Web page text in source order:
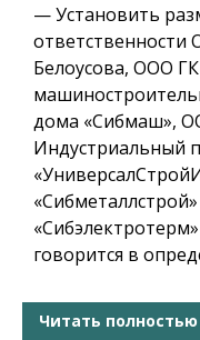
— Установить
ответственности
Белоусова, ООО
дома «Сибмаш»,
Индустриальный
говорится в
Читать полностью